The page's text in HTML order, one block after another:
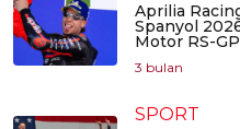
Aprilia
Spanyol
Motor RS-
3 bulan
SPORT